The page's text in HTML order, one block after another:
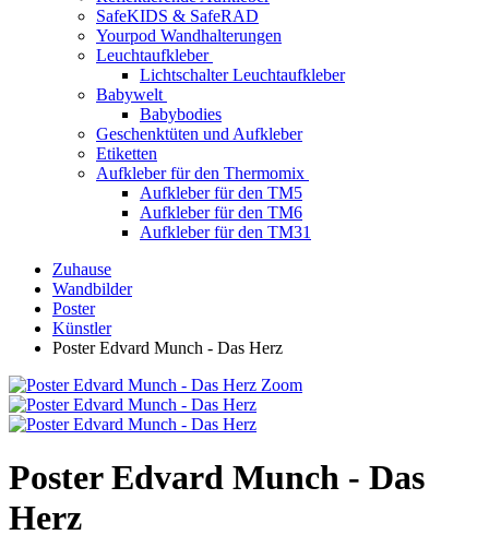
SafeKIDS & SafeRAD
Yourpod Wandhalterungen
Leuchtaufkleber
Lichtschalter Leuchtaufkleber
Babywelt
Babybodies
Geschenktüten und Aufkleber
Etiketten
Aufkleber für den Thermomix
Aufkleber für den TM5
Aufkleber für den TM6
Aufkleber für den TM31
Zuhause
Wandbilder
Poster
Künstler
Poster Edvard Munch - Das Herz
Zoom
Poster Edvard Munch - Das
Herz